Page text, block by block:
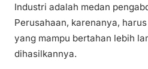
Industri adalah medan
Perusahaan, karenanya,
yang mampu bertahan lebih
dihasilkannya.